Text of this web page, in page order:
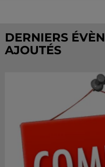
DERNIERS
AJOUTÉS